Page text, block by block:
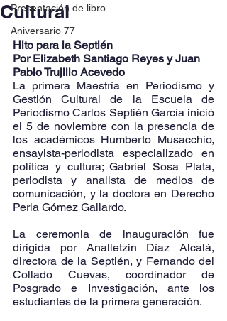
Presentación de libro
Aniversario 77
Cultural
Hito para la Septién
Por Elizabeth Santiago Reyes y Juan
Pablo Trujillo Acevedo
La primera Maestría en Periodismo y
Gestión Cultural de la Escuela de
Periodismo Carlos Septién García inició
el 5 de noviembre con la presencia de
los académicos Humberto Musacchio,
ensayista-periodista especializado en
política y cultura; Gabriel Sosa Plata,
periodista y analista de medios de
comunicación, y la doctora en Derecho
Perla Gómez Gallardo.
La ceremonia de inauguración fue
dirigida por Analletzin Díaz Alcalá,
directora de la Septién, y Fernando del
Collado Cuevas, coordinador de
Posgrado e Investigación, ante los
estudiantes de la primera generación.